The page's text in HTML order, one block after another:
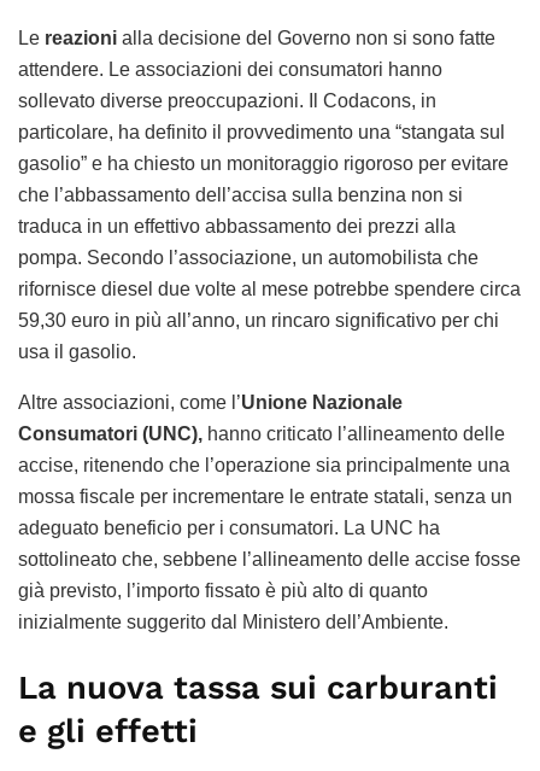
Le reazioni alla decisione del Governo non si sono fatte
attendere. Le associazioni dei consumatori hanno
sollevato diverse preoccupazioni. Il Codacons, in
particolare, ha definito il provvedimento una “stangata sul
gasolio” e ha chiesto un monitoraggio rigoroso per evitare
che l’abbassamento dell’accisa sulla benzina non si
traduca in un effettivo abbassamento dei prezzi alla
pompa. Secondo l’associazione, un automobilista che
rifornisce diesel due volte al mese potrebbe spendere circa
59,30 euro in più all’anno, un rincaro significativo per chi
usa il gasolio.
Altre associazioni, come l’Unione Nazionale
Consumatori (UNC), hanno criticato l’allineamento delle
accise, ritenendo che l’operazione sia principalmente una
mossa fiscale per incrementare le entrate statali, senza un
adeguato beneficio per i consumatori. La UNC ha
sottolineato che, sebbene l’allineamento delle accise fosse
già previsto, l’importo fissato è più alto di quanto
inizialmente suggerito dal Ministero dell’Ambiente.
La nuova tassa sui carburanti
e gli effetti